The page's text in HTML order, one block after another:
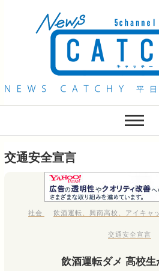
QAB NEWS
交通安全宣言
社会 飲酒運転 興南高校 アイキャ
交通安全宣言
飲酒運転ダメ 高校